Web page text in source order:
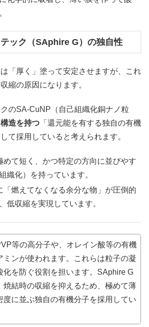
ック（SAphire G）の独自性
「厚く」塗って安定させますが、これ
縮の原因になります。
のSA-CuNP（自己組織化銅ナノ粒
造を持つ 「還元能を有する独自の有機
て採用していると考えられます。
めて短く、かつ特定の方向に並びやす
織化）を持っています。
「燃えてなくなる余分な物」が圧倒的
低収縮を実現しています。
等の高分子や、オレイン酸等の有機
ミンが使われます。これらは粒子の凝
化を防ぐ役割を担います。SAphire G
焼結時の収縮を抑えるため、極めて薄
度に並ぶ独自の有機分子を採用してい